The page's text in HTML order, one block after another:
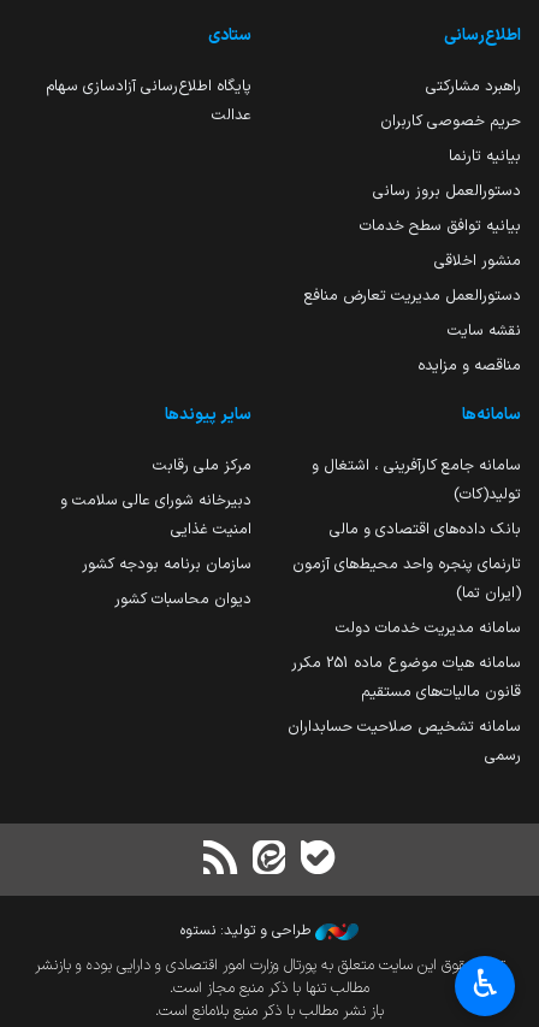
اطلاع‌رسانی
راهبرد مشارکتی
حریم خصوصی کاربران
بیانیه تارنما
دستورالعمل بروز رسانی
بیانیه توافق سطح خدمات
منشور اخلاقی
دستورالعمل مدیریت تعارض منافع
نقشه سایت
مناقصه و مزایده
ستادی
پایگاه اطلاع‌رسانی آزادسازی سهام
عدالت
سامانه‌ها
سامانه جامع کارآفرینی ، اشتغال و
تولید(کات)
بانک داده‌های اقتصادی و مالی
تارنمای پنجره واحد محیط‌های آزمون
(ایران تما)
سامانه مدیریت خدمات دولت
سامانه هیات موضوع ماده 251 مکرر
قانون مالیات‌های مستقیم
سامانه تشخیص صلاحیت حسابداران
رسمی
سایر پیوندها
مرکز ملی رقابت
دبیرخانه شورای عالی سلامت و
امنیت غذایی
سازمان برنامه بودجه کشور
دیوان محاسبات کشور
طراحی و تولید: نستوه
تمام حقوق این سایت متعلق به پورتال وزارت امور اقتصادی و دارایی بوده و بازنشر
مطالب تنها با ذکر منبع مجاز است.
باز نشر مطالب با ذکر منبع بلامانع است.
♿︎